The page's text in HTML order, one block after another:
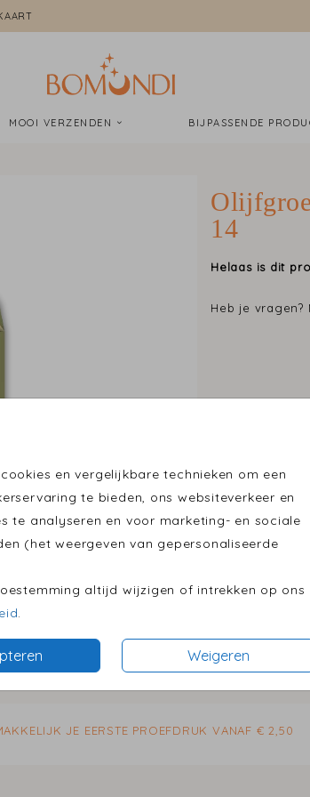
MOOI VERZENDEN BIJPASSENDE
en vergelijkbare technieken om een
te bieden, ons websiteverkeer en
te analyseren en voor marketing- en sociale
(het weergeven van gepersonaliseerde
altijd wijzigen of intrekken op ons
Weigeren
14
Helaas is dit
Heb je vragen?
Prijs:€
JE EERSTE PROEFDRUK VANAF € 2,50